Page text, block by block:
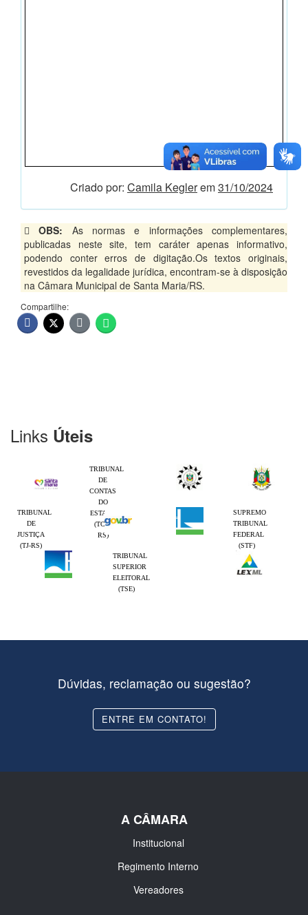
Criado por: Camila Keglerem31/10/2024
OBS: As normas e informações complementares,
publicadas neste site, tem caráter apenas informativo,
podendo conter erros de digitação.Os textos originais,
revestidos da legalidade jurídica, encontram-se à disposição
na Câmara Municipal de Santa Maria/RS.
Compartilhe:
Links Úteis
TRIBUNAL
DE
CONTAS
DO
ESTADO
(TCE-
RS)
TRIBUNAL
DE
JUSTIÇA
(TJ-RS)
SUPREMO
TRIBUNAL
FEDERAL
(STF)
TRIBUNAL
SUPERIOR
ELEITORAL
(TSE)
Dúvidas, reclamação ou sugestão?
ENTRE EM CONTATO!
A CÂMARA
Institucional
Regimento Interno
Vereadores